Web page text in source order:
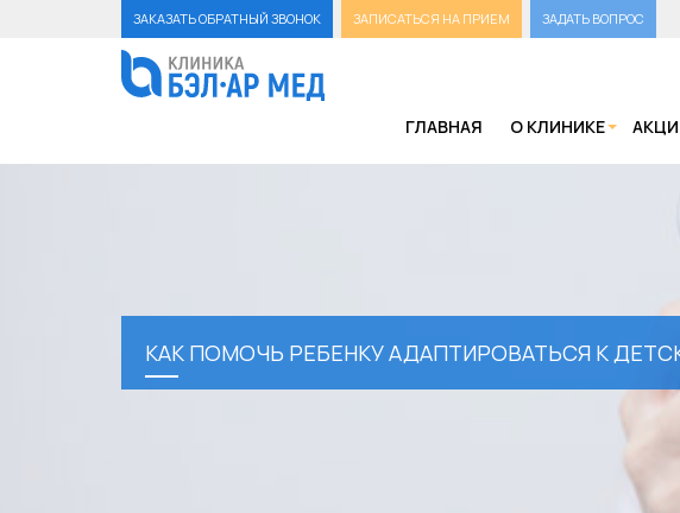
ЗАКАЗАТЬ ОБРАТНЫЙ ЗВОНОК ЗАПИСАТЬСЯ НА ПРИЕМ ЗАДАТЬ ВОПРОС
ГЛАВНАЯ О КЛИНИКЕ
КАК ПОМОЧЬ РЕБЕНКУ АДАПТИРОВАТЬСЯ К